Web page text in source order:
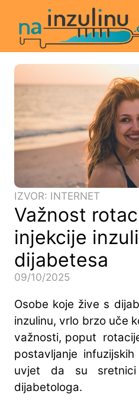
IZVOR: INTERNET
Važnost
injekcije
dijabetesa
09/10/2025
Osobe koje žive s
inzulinu, vrlo brzo uče
važnosti, poput
postavljanje
uvjet da su
dijabetologa.